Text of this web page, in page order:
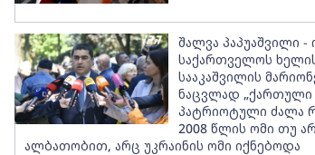
შალვა პაპუაშვილი -
საქართველოს
სააკაშვილის
ნაცვლად „ქართული
პატრიოტული ძალა
2008 წლის ომი თუ
ალბათობით, არც უკრაინის ომი იქნებოდა